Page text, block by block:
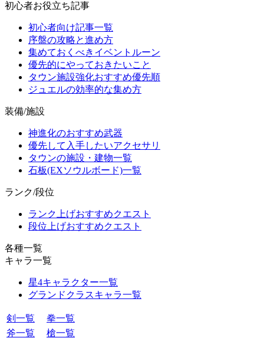
初心者お役立ち記事
初心者向け記事一覧
序盤の攻略と進め方
集めておくべきイベントルーン
優先的にやっておきたいこと
タウン施設強化おすすめ優先順
ジュエルの効率的な集め方
装備/施設
神進化のおすすめ武器
優先して入手したいアクセサリ
タウンの施設・建物一覧
石板(EXソウルボード)一覧
ランク/段位
ランク上げおすすめクエスト
段位上げおすすめクエスト
各種一覧
キャラ一覧
星4キャラクター一覧
グランドクラスキャラ一覧
剣一覧
拳一覧
斧一覧
槍一覧